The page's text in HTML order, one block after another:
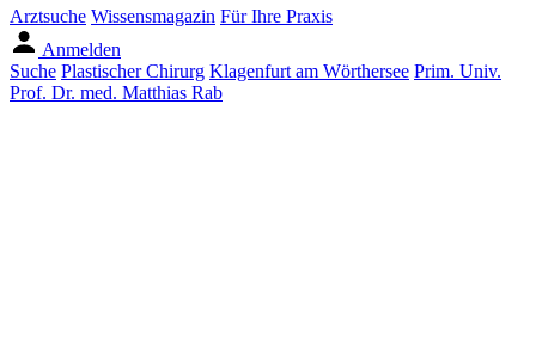
Arztsuche Wissensmagazin Für Ihre Praxis
Anmelden
Suche Plastischer Chirurg Klagenfurt am Wörthersee Prim. Univ.
Prof. Dr. med. Matthias Rab